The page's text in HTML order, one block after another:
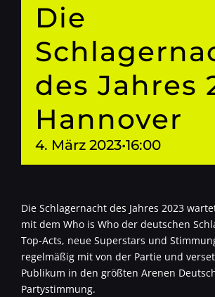
Die
des Jahres
Hannover
4. März 2023•16:00
Die Schlagernacht des Jahres 2023
mit dem Who is Who der deutschen
Top-Acts, neue Superstars und
regelmäßig mit von der Partie und
Publikum in den größten Arenen
Partystimmung.